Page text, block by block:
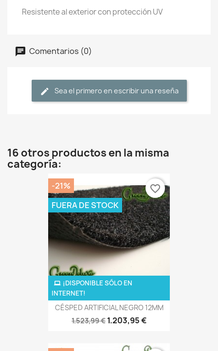
Resistente al exterior con protección UV
Comentarios (0)
Sea el primero en escribir una reseña
16 otros productos en la misma
categoría:
CÉSPED ARTIFICIAL NEGRO 12MM
1.523,99 € 1.203,95 €
¡DISPONIBLE SÓLO EN
INTERNET!
-21%
FUERA DE STOCK
favorite_border